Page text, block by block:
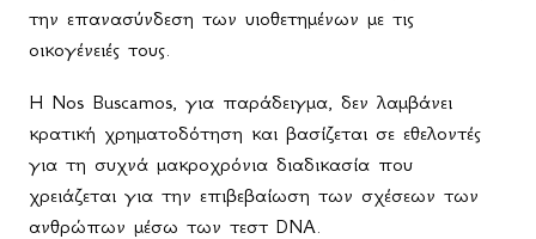
την επανασύνδεση των υιοθετημένων με τις
οικογένειές τους.
Η Nos Buscamos, για παράδειγμα, δεν λαμβάνει
κρατική χρηματοδότηση και βασίζεται σε εθελοντές
για τη συχνά μακροχρόνια διαδικασία που
χρειάζεται για την επιβεβαίωση των σχέσεων των
ανθρώπων μέσω των τεστ DNA.